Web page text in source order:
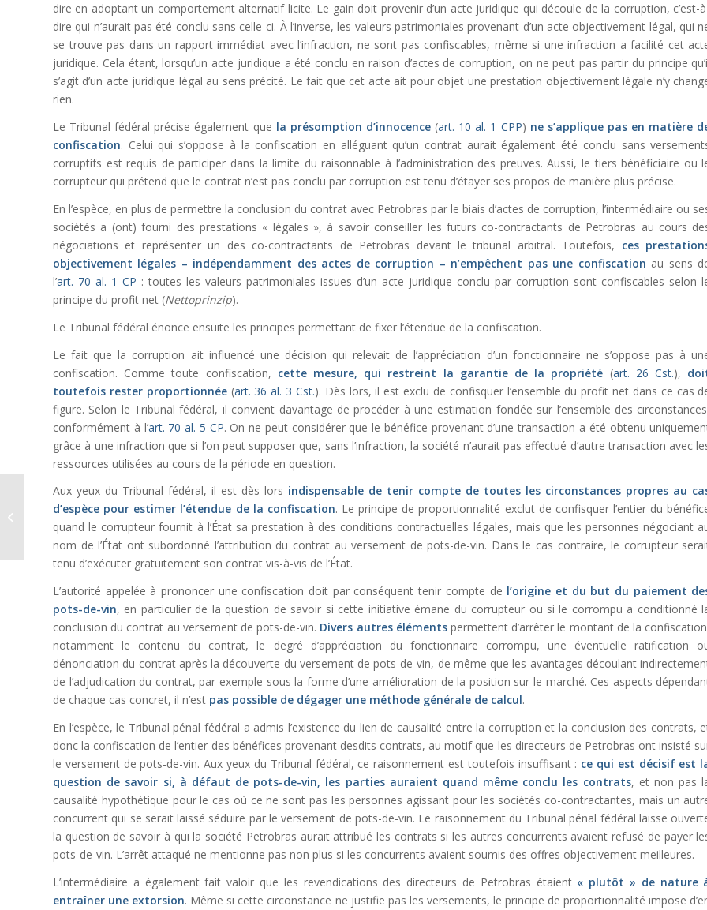
dire en adoptant un comportement alternatif licite. Le gain doit provenir d’un acte juridique qui découle de la corruption, c’est-
dire qui n’aurait pas été conclu sans celle-ci. À l’inverse, les valeurs patrimoniales provenant d’un acte objectivement légal, qui
se trouve pas dans un rapport immédiat avec l’infraction, ne sont pas confiscables, même si une infraction a facilité cet
juridique. Cela étant, lorsqu’un acte juridique a été conclu en raison d’actes de corruption, on ne peut pas partir du principe
s’agit d’un acte juridique légal au sens précité. Le fait que cet acte ait pour objet une prestation objectivement légale n’y
rien.
Le Tribunal fédéral précise également que la présomption d’innocence(art. 10 al. 1 CPP) ne s’applique pas en matière
confiscation. Celui qui s’oppose à la confiscation en alléguant qu’un contrat aurait également été conclu sans
corruptifs est requis de participer dans la limite du raisonnable à l’administration des preuves. Aussi, le tiers bénéficiaire ou
corrupteur qui prétend que le contrat n’est pas conclu par corruption est tenu d’étayer ses propos de manière plus précise.
En l’espèce, en plus de permettre la conclusion du contrat avec Petrobras par le biais d’actes de corruption, l’intermédiaire ou
sociétés a (ont) fourni des prestations « légales », à savoir conseiller les futurs co-contractants de Petrobras au cours
négociations et représenter un des co-contractants de Petrobras devant le tribunal arbitral. Toutefois, ces
objectivement légales – indépendamment des actes de corruption – n’empêchent pas une confiscation au sens
l’art. 70 al. 1 CP : toutes les valeurs patrimoniales issues d’un acte juridique conclu par corruption sont confiscables selon
principe du profit net (Nettoprinzip).
Le Tribunal fédéral énonce ensuite les principes permettant de fixer l’étendue de la confiscation.
Le fait que la corruption ait influencé une décision qui relevait de l’appréciation d’un fonctionnaire ne s’oppose pas à
confiscation. Comme toute confiscation, cette mesure, qui restreint la garantie de la propriété (art. 26 Cst.),
toutefois rester proportionnée(art. 36 al. 3 Cst.). Dès lors, il est exclu de confisquer l’ensemble du profit net dans ce cas
figure. Selon le Tribunal fédéral, il convient davantage de procéder à une estimation fondée sur l’ensemble des
conformément à l’art. 70 al. 5 CP. On ne peut considérer que le bénéfice provenant d’une transaction a été obtenu
grâce à une infraction que si l’on peut supposer que, sans l’infraction, la société n’aurait pas effectué d’autre transaction avec
ressources utilisées au cours de la période en question.
Aux yeux du Tribunal fédéral, il est dès lors indispensable de tenir compte de toutes les circonstances propres au
d’espèce pour estimer l’étendue de la confiscation. Le principe de proportionnalité exclut de confisquer l’entier du
quand le corrupteur fournit à l’État sa prestation à des conditions contractuelles légales, mais que les personnes négociant
nom de l’État ont subordonné l’attribution du contrat au versement de pots-de-vin. Dans le cas contraire, le corrupteur
tenu d’exécuter gratuitement son contrat vis-à-vis de l’État.
L’autorité appelée à prononcer une confiscation doit par conséquent tenir compte de l’origine et du but du paiement
pots-de-vin, en particulier de la question de savoir si cette initiative émane du corrupteur ou si le corrompu a conditionné
conclusion du contrat au versement de pots-de-vin. Divers autres élémentspermettent d’arrêter le montant de la
notamment le contenu du contrat, le degré d’appréciation du fonctionnaire corrompu, une éventuelle ratification
dénonciation du contrat après la découverte du versement de pots-de-vin, de même que les avantages découlant
de l’adjudication du contrat, par exemple sous la forme d’une amélioration de la position sur le marché. Ces aspects
de chaque cas concret, il n’est pas possible de dégager une méthode générale de calcul.
En l’espèce, le Tribunal pénal fédéral a admis l’existence du lien de causalité entre la corruption et la conclusion des contrats,
donc la confiscation de l’entier des bénéfices provenant desdits contrats, au motif que les directeurs de Petrobras ont insisté
le versement de pots-de-vin. Aux yeux du Tribunal fédéral, ce raisonnement est toutefois insuffisant : ce qui est décisif est
question de savoir si, à défaut de pots-de-vin, les parties auraient quand même conclu les contrats, et non pas
causalité hypothétique pour le cas où ce ne sont pas les personnes agissant pour les sociétés co-contractantes, mais un
concurrent qui se serait laissé séduire par le versement de pots-de-vin. Le raisonnement du Tribunal pénal fédéral laisse
la question de savoir à qui la société Petrobras aurait attribué les contrats si les autres concurrents avaient refusé de payer
pots-de-vin. L’arrêt attaqué ne mentionne pas non plus si les concurrents avaient soumis des offres objectivement meilleures.
L’intermédiaire a également fait valoir que les revendications des directeurs de Petrobras étaient « plutôt » de nature
entraîner une extorsion. Même si cette circonstance ne justifie pas les versements, le principe de proportionnalité impose
La zone réservée et le
contrôle incident de la
planification (art. 21